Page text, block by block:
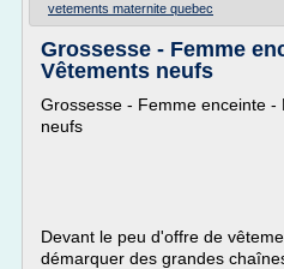
vetements maternite quebec
Grossesse - Femme
Vêtements neufs
Grossesse - Femme enceinte -
neufs
Devant le peu d'offre de
démarquer des grandes